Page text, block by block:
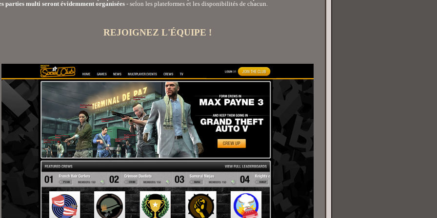
parties multi seront évidemment organisées- selon les plateformes et les disponibilités de chacun.
REJOIGNEZ L'ÉQUIPE !